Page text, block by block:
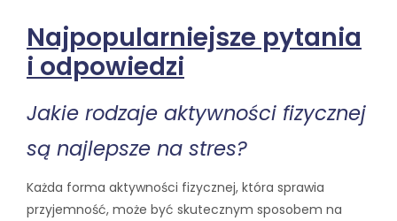
Najpopularniejsze pytania
i odpowiedzi
Jakie rodzaje aktywności fizycznej
są najlepsze na stres?
Każda forma aktywności fizycznej, która sprawia
przyjemność, może być skutecznym sposobem na